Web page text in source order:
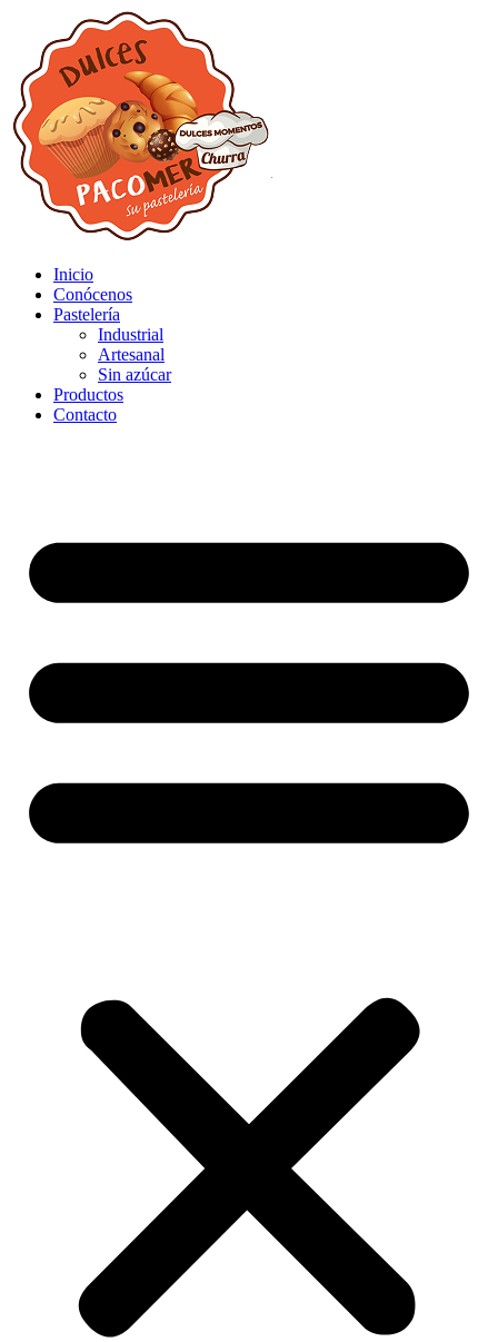
Inicio
Conócenos
Pastelería
Industrial
Artesanal
Sin azúcar
Productos
Contacto